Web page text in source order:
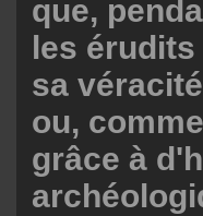
que,
les
sa
ou,
grâce à